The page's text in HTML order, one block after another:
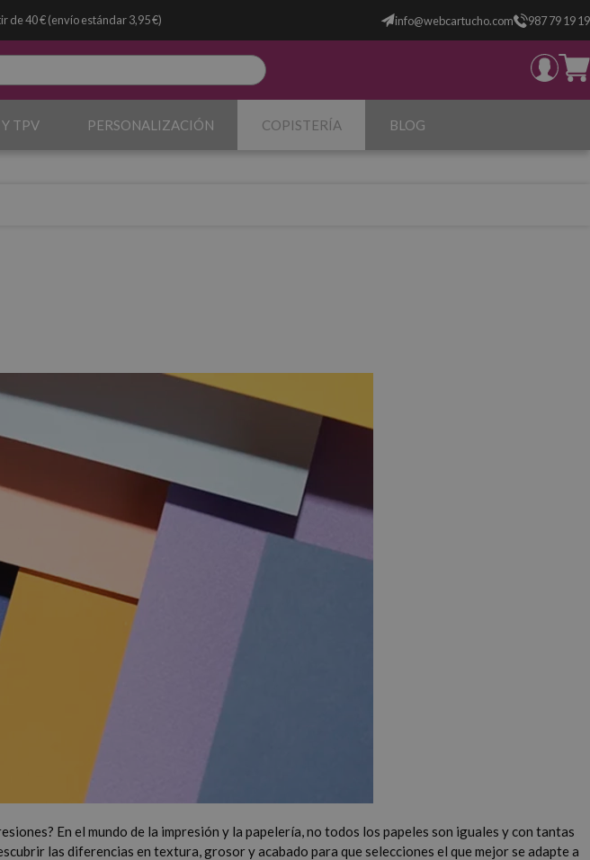
de 40 € (envío estándar 3,95 €) info@webcartucho.com 987 79 19 19
TPV PERSONALIZACIÓN COPISTERÍA BLOG
En el mundo de la impresión y la papelería, no todos los papeles son iguales y con tantas
las diferencias en textura, grosor y acabado para que selecciones el que mejor se adapte a